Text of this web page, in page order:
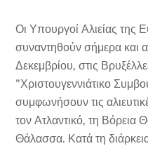
Οι Υπουργοί Αλιείας
συναντηθούν σήμερα και
Δεκεμβρίου, στις
"Χριστουγεννιάτικο
συμφωνήσουν τις
τον Ατλαντικό, τη Βόρεια
Θάλασσα. Κατά τη